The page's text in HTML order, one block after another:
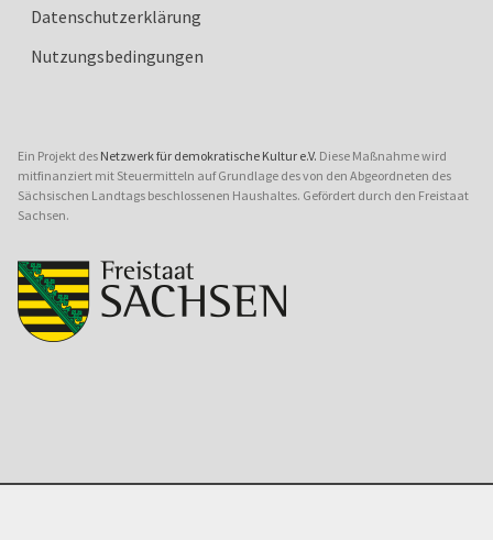
Datenschutzerklärung
Nutzungsbedingungen
Ein Projekt des Netzwerk für demokratische Kultur e.V. Diese Maßnahme wird
mitfinanziert mit Steuermitteln auf Grundlage des von den Abgeordneten des
Sächsischen Landtags beschlossenen Haushaltes. Gefördert durch den Freistaat
Sachsen.